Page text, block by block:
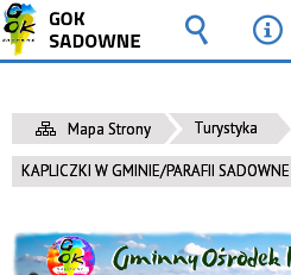
Mapa Strony Turystyka
KAPLICZKI W GMINIE/PARAFII SADOWNE